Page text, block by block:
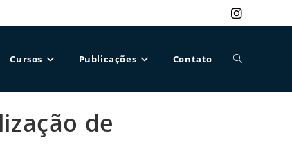
Cursos Publicações Contato Alternar
de